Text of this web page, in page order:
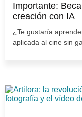
Importante:
creación con IA
¿Te gustaría
aplicada al cine sin